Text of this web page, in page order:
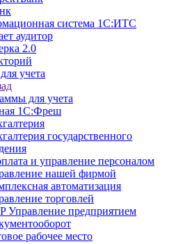
система 1С:ИТС
аудитор
2.0
учета
для учета
1С:Фреш
государственного
и управление персоналом
нашей фирмой
автоматизация
торговлей
Управление предприятием
рабочее место